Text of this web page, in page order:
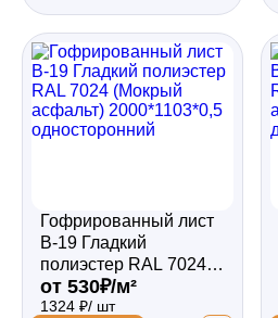
Гофрированный лист
В-19 Гладкий
полиэстер RAL 7024
(Мокрый асфальт)
2000*1103*0,5
от 530₽/м²
1324 ₽/ шт